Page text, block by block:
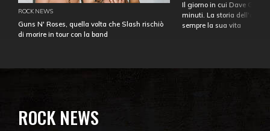
ROCK NEWS
Guns N' Roses, quella volta che Slash rischiò
di morire in tour con la band
Il giorno in cui Dave
minuti. La storia
sempre la sua vita
ROCK NEWS